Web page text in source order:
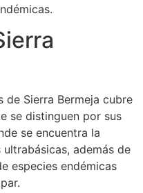
de Sierra Bermeja cubre
se distinguen por sus
se encuentra la
además de
especies endémicas